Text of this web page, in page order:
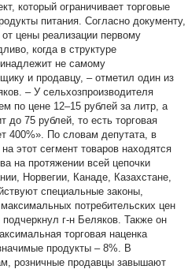
который ограничивает торговые
питания. Согласно документу,
цены реализации первому
когда в структуре
не самому
и продавцу, – отметил один из
– У сельхозпроизводителя
по цене 12–15 рублей за литр, а
до 75 рублей, то есть торговая
400%». По словам депутата, в
этот сегмент товаров находятся
на протяжении всей цепочки
Норвегии, Канаде, Казахстане,
специальные законы,
потребительских цен
г-н Беляков. Также он
торговая наценка
продукты – 8%. В
розничные продавцы завышают